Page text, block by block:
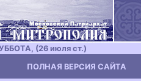
(26 июля ст.)
ПОЛНАЯ ВЕРСИЯ САЙТА